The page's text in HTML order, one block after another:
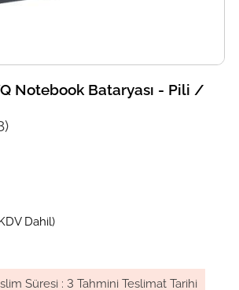
Notebook Bataryası - Pili /
Dahil)
Süresi : 3 Tahmini Teslimat Tarihi